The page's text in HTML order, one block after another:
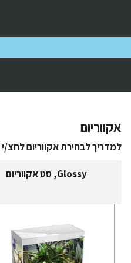
אקווריום
למדריך לבחירת אקווריום לחצ/י
Glossy, סט אקווריום